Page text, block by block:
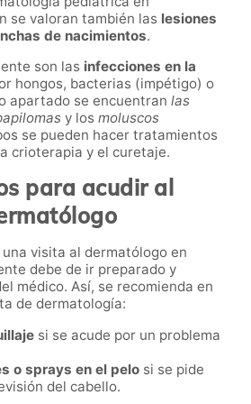
se valoran también las lesiones
de nacimientos.
son las infecciones en la
hongos, bacterias (impétigo) o
apartado se encuentran las
y los moluscos
se pueden hacer tratamientos
crioterapia y el curetaje.
para acudir al
visita al dermatólogo en
debe de ir preparado y
médico. Así, se recomienda en
de dermatología:
si se acude por un problema
o sprays en el pelo si se pide
del cabello.